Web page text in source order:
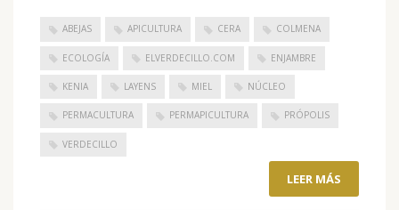
ABEJAS APICULTURA CERA COLMENA
ECOLOGÍA ELVERDECILLO.COM ENJAMBRE
KENIA LAYENS MIEL NÚCLEO
PERMACULTURA PERMAPICULTURA PRÓPOLIS
VERDECILLO
LEER MÁS